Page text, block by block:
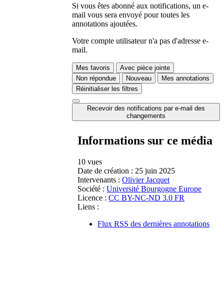
Si vous êtes abonné aux notifications, un e-
mail vous sera envoyé pour toutes les
annotations ajoutées.
Votre compte utilisateur n'a pas d'adresse e-
mail.
Mes favoris
Avec pièce jointe
Non répondue
Nouveau
Mes annotations
Réinitialiser les filtres
Recevoir des notifications par e-mail des
changements
Informations sur ce média
10 vues
Date de création : 25 juin 2025
Intervenants : Olivier Jacquet
Société : Université Bourgogne Europe
Licence : CC BY-NC-ND 3.0 FR
Liens :
Flux RSS des dernières annotations